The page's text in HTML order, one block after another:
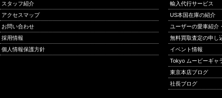
スタッフ紹介
アクセスマップ
お問い合わせ
採用情報
個人情報保護方針
輸入代行サービス
US本国在庫の紹介
ユーザーの愛車紹介
無料買取査定の申し
イベント情報
Tokyo ムービーギャ
東京本店ブログ
社長ブログ